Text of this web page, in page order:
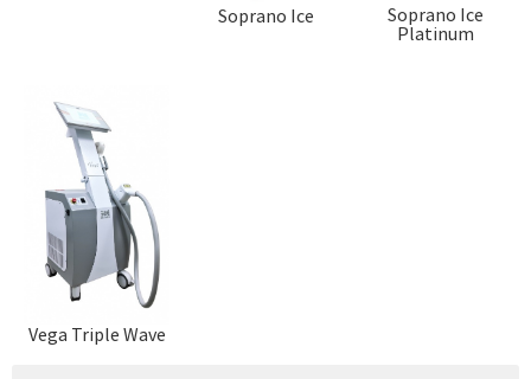
Soprano Ice
Soprano Ice
Platinum
Vega Triple Wave